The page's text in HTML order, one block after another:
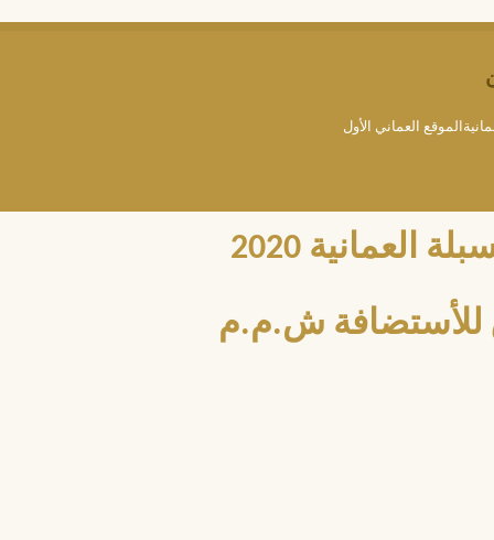
العماني الأول
2020
للأستضافة ش.م.م